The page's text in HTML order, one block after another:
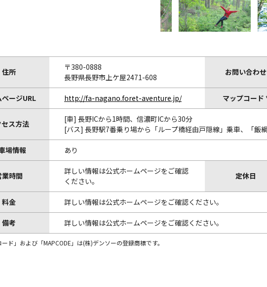
住所
〒380-0888
長野県長野市上ケ屋2471-608
お問い合わせ
ージURL http://fa-nagano.foret-aventure.jp/ マップコード
セス方法
[車] 長野ICから1時間、信濃町ICから30分
[バス] 長野駅7番乗り場から「ループ橋経由戸隠線」乗車、「飯
場情報 あり
業時間
詳しい情報は公式ホームページをご確認
ください。
定休日
料金 詳しい情報は公式ホームページをご確認ください。
備考 詳しい情報は公式ホームページをご確認ください。
ド」および「MAPCODE」は(株)デンソーの登録商標です。